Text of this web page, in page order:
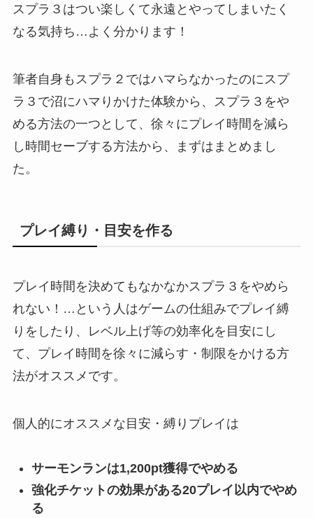
スプラ３はつい楽しくて永遠とやってしまいたく
なる気持ち…よく分かります！
筆者自身もスプラ２ではハマらなかったのにスプ
ラ３で沼にハマりかけた体験から、スプラ３をや
める方法の一つとして、徐々にプレイ時間を減ら
し時間セーブする方法から、まずはまとめまし
た。
プレイ縛り・目安を作る
プレイ時間を決めてもなかなかスプラ３をやめら
れない！…という人はゲームの仕組みでプレイ縛
りをしたり、レベル上げ等の効率化を目安にし
て、プレイ時間を徐々に減らす・制限をかける方
法がオススメです。
個人的にオススメな目安・縛りプレイは
サーモンランは1,200pt獲得でやめる
強化チケットの効果がある20プレイ以内でやめ
る